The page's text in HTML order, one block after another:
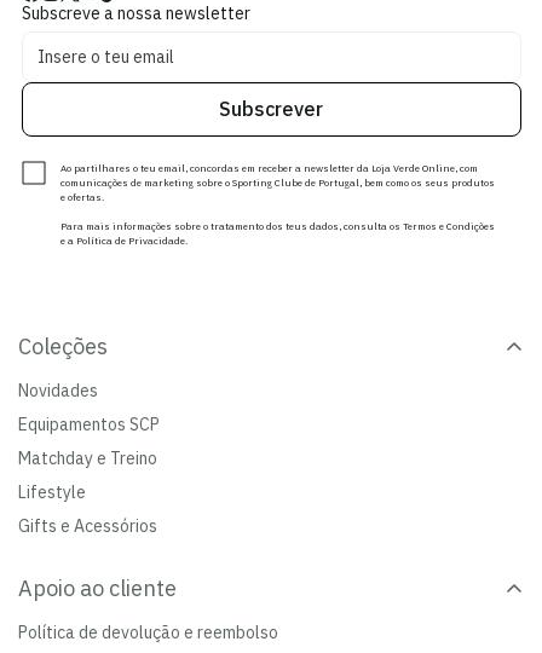
Subscreve a nossa newsletter
Subscrever
Ao partilhares o teu email, concordas em receber a newsletter da Loja Verde Online, com
comunicações de marketing sobre o Sporting Clube de Portugal, bem como os seus produtos
e ofertas.
Para mais informações sobre o tratamento dos teus dados, consulta os Termos e Condições
e a Política de Privacidade.
Coleções
Novidades
Equipamentos SCP
Matchday e Treino
Lifestyle
Gifts e Acessórios
Apoio ao cliente
Política de devolução e reembolso